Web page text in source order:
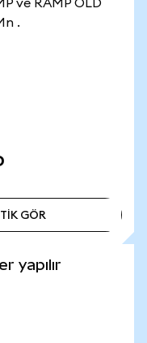
ve RAMP OLD
.
GÖR
yapılır